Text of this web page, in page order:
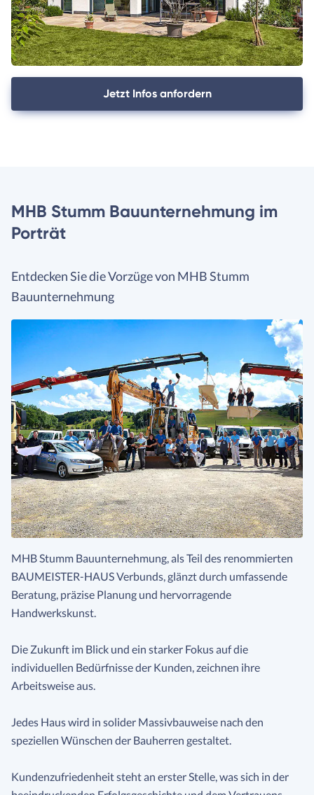
Jetzt Infos anfordern
MHB Stumm Bauunternehmung im
Porträt
Entdecken Sie die Vorzüge von MHB Stumm
Bauunternehmung
MHB Stumm Bauunternehmung, als Teil des renommierten
BAUMEISTER-HAUS Verbunds, glänzt durch umfassende
Beratung, präzise Planung und hervorragende
Handwerkskunst.
Die Zukunft im Blick und ein starker Fokus auf die
individuellen Bedürfnisse der Kunden, zeichnen ihre
Arbeitsweise aus.
Jedes Haus wird in solider Massivbauweise nach den
speziellen Wünschen der Bauherren gestaltet.
Kundenzufriedenheit steht an erster Stelle, was sich in der